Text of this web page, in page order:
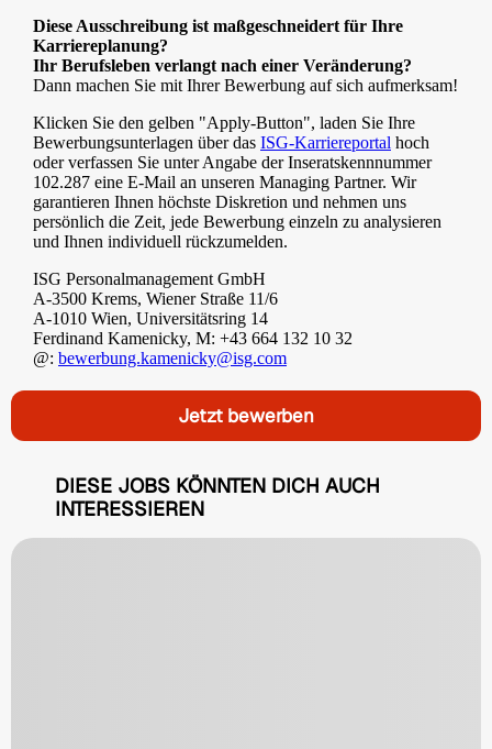
Diese Ausschreibung ist maßgeschneidert für Ihre
Karriereplanung?
Ihr Berufsleben verlangt nach einer Veränderung?
Dann machen Sie mit Ihrer Bewerbung auf sich aufmerksam!
Klicken Sie den gelben "Apply-Button", laden Sie Ihre
Bewerbungsunterlagen über das ISG-Karriereportal hoch
oder verfassen Sie unter Angabe der Inseratskennnummer
102.287 eine E-Mail an unseren Managing Partner. Wir
garantieren Ihnen höchste Diskretion und nehmen uns
persönlich die Zeit, jede Bewerbung einzeln zu analysieren
und Ihnen individuell rückzumelden.
ISG Personalmanagement GmbH
A-3500 Krems, Wiener Straße 11/6
A-1010 Wien, Universitätsring 14
Ferdinand Kamenicky, M: +43 664 132 10 32
@: bewerbung.kamenicky@isg.com
Jetzt bewerben
DIESE JOBS KÖNNTEN DICH AUCH
INTERESSIEREN